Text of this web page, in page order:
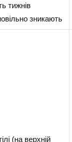
тижнів
зникають
(на верхній